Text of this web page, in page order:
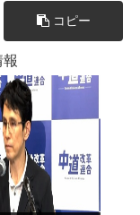
コピー